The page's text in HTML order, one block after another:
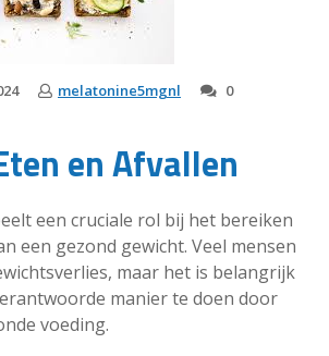
melatonine5mgnl
0
en Afvallen
een cruciale rol bij het bereiken
een gezond gewicht. Veel mensen
maar het is belangrijk
manier te doen door
voeding.